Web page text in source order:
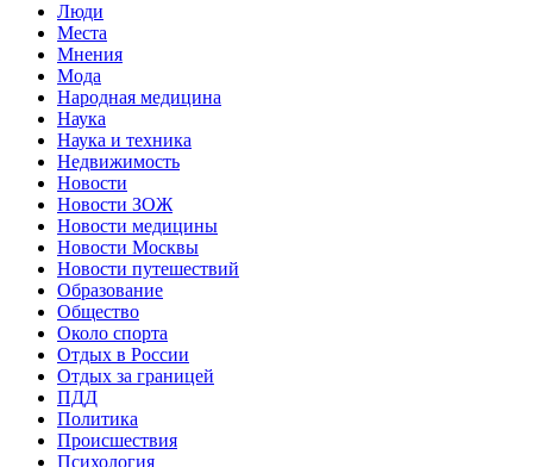
Люди
Места
Мнения
Мода
Народная медицина
Наука
Наука и техника
Недвижимость
Новости
Новости ЗОЖ
Новости медицины
Новости Москвы
Новости путешествий
Образование
Общество
Около спорта
Отдых в России
Отдых за границей
ПДД
Политика
Происшествия
Психология